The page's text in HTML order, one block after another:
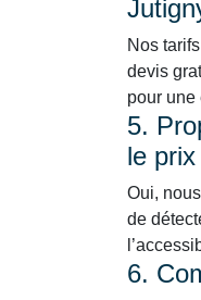
Nos
devis
pour une
5.
le
Oui,
de
6.